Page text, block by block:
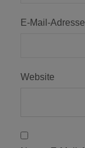
E-Mail-Adresse
Website